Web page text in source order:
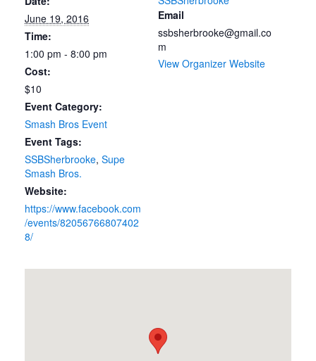
June 19, 2016
Time:
1:00 pm - 8:00 pm
Cost:
$10
Event Category:
Smash Bros Event
Event Tags:
SSBSherbrooke, Supe
Smash Bros.
Website:
https://www.facebook.com
/events/82056766807402
8/
Email
ssbsherbrooke@gmail.co
m
View Organizer Website